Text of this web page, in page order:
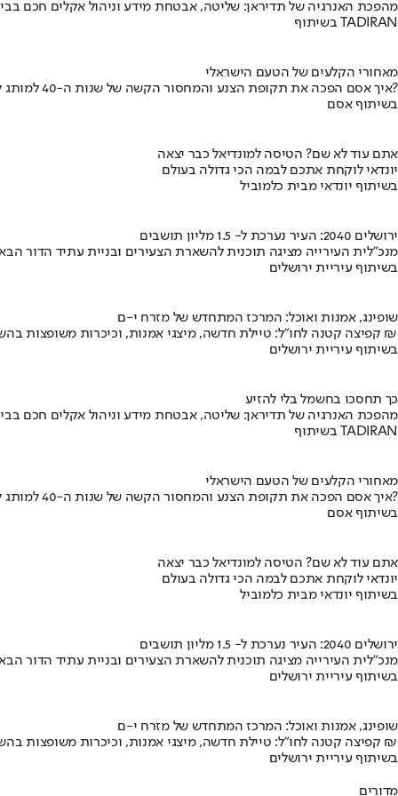
מהפכת האנרגיה של תדיראן: שליטה, אבטחת מידע וניהול אקלים חכם
בשיתוף TADIRAN
מאחורי הקלעים של הטעם הישראלי
איך אסם הפכה את תקופת הצנע והמחסור הקשה של שנות ה-40 למותג לאומי?
בשיתוף אסם
אתם עוד לא שם? הטיסה למונדיאל כבר יצאה
יונדאי לוקחת אתכם לבמה הכי גדולה בעולם
בשיתוף יונדאי מבית כלמוביל
ירושלים 2040: העיר נערכת ל- 1.5 מליון תושבים
מנכ"לית העירייה מציגה תוכנית להשארת הצעירים ובניית עתיד הדור
בשיתוף עיריית ירושלים
שופינג, אמנות ואוכל: המרכז המתחדש של מזרח י-ם
קפיצה קטנה לחו"ל: טיילת חדשה, מיצגי אמנות, וכיכרות משופצות בהשקעה של 100 מיליון ₪
בשיתוף עיריית ירושלים
כך תחסכו בחשמל בלי להזיע
מהפכת האנרגיה של תדיראן: שליטה, אבטחת מידע וניהול אקלים חכם
בשיתוף TADIRAN
מאחורי הקלעים של הטעם הישראלי
איך אסם הפכה את תקופת הצנע והמחסור הקשה של שנות ה-40 למותג לאומי?
בשיתוף אסם
אתם עוד לא שם? הטיסה למונדיאל כבר יצאה
יונדאי לוקחת אתכם לבמה הכי גדולה בעולם
בשיתוף יונדאי מבית כלמוביל
ירושלים 2040: העיר נערכת ל- 1.5 מליון תושבים
מנכ"לית העירייה מציגה תוכנית להשארת הצעירים ובניית עתיד הדור
בשיתוף עיריית ירושלים
שופינג, אמנות ואוכל: המרכז המתחדש של מזרח י-ם
קפיצה קטנה לחו"ל: טיילת חדשה, מיצגי אמנות, וכיכרות משופצות בהשקעה של 100 מיליון ₪
בשיתוף עיריית ירושלים
מדורים